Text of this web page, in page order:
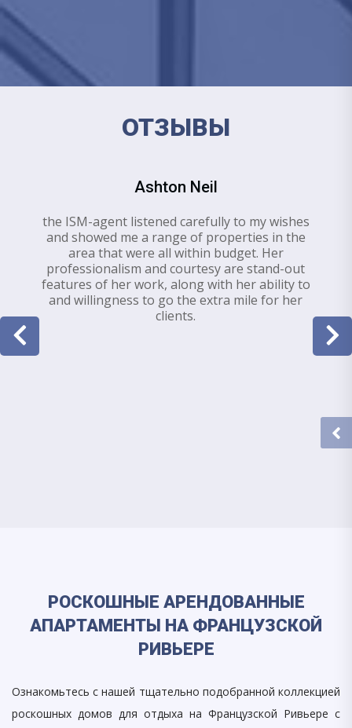
ОТЗЫВЫ
Ashton Neil
the ISM-agent listened carefully to my wishes
and showed me a range of properties in the
area that were all within budget. Her
professionalism and courtesy are stand-out
features of her work, along with her ability to
and willingness to go the extra mile for her
clients.
РОСКОШНЫЕ АРЕНДОВАННЫЕ
АПАРТАМЕНТЫ НА ФРАНЦУЗСКОЙ
РИВЬЕРЕ
Ознакомьтесь с нашей тщательно подобранной коллекцией
роскошных домов для отдыха на Французской Ривьере с